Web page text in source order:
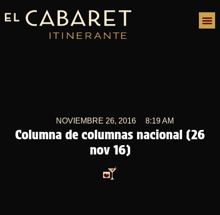
Columna de columnas nacional (26
nov 16)
NOVIEMBRE 26, 2016 8:19 AM